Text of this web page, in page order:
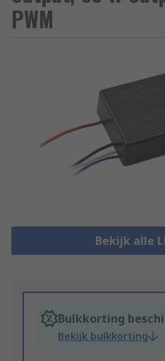
PWM
Bekijk alle
Bulkkorting
Bekijk bulkkorting